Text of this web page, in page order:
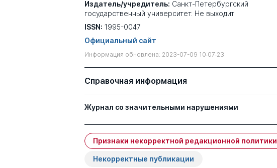
Издатель/учредитель: Санкт-Петербургский
государственный университет. Не выходит
ISSN: 1995-0047
Официальный сайт
Информация обновлена: 2023-07-09 10:07:23
Справочная информация
Журнал со значительными нарушениями
Признаки некорректной редакционной политики
Некорректные публикации